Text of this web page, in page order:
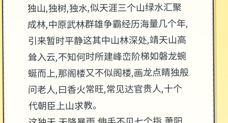
独山,独树,独水,似天涯三个山绿水汇聚
成林,中原武林群雄争霸经历海量几个年,
引来暂时平静这其中山林深处,靖天山高
耸入云,不知何时所建峰峦阶梯如磐龙蜿
蜒而上,那阁楼又不似阁楼,画龙点睛独般
问老人,曰香火常旺,常见达官贵人,十个
代朝臣上山求教。